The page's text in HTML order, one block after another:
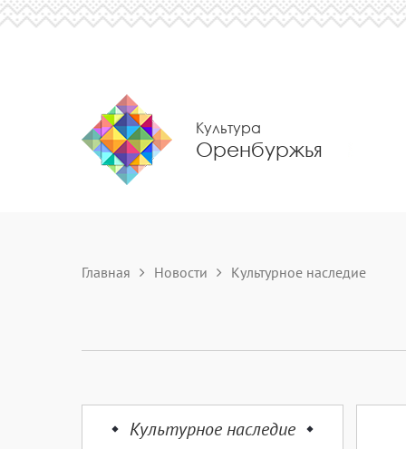
Культура
Оренбуржья
Главная Новости Культурное наследие
Культурное наследие